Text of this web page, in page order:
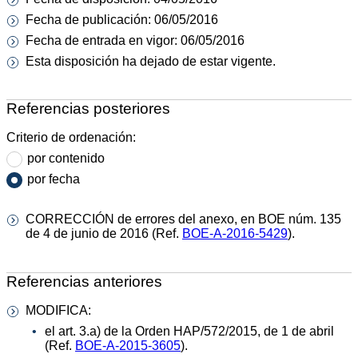
Fecha de publicación: 06/05/2016
Fecha de entrada en vigor: 06/05/2016
Esta disposición ha dejado de estar vigente.
Referencias posteriores
Criterio de ordenación:
por contenido
por fecha
CORRECCIÓN de errores del anexo, en BOE núm. 135
de 4 de junio de 2016 (Ref. BOE-A-2016-5429).
Referencias anteriores
MODIFICA:
el art. 3.a) de la Orden HAP/572/2015, de 1 de abril
(Ref. BOE-A-2015-3605).